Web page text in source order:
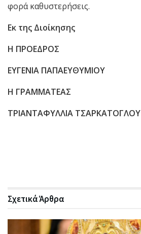
φορά καθυστερήσεις.
Εκ της Διοίκησης
Η ΠΡΟΕΔΡΟΣ
ΕΥΓΕΝΙΑ ΠΑΠΑΕΥΘΥΜΙΟΥ
Η ΓΡΑΜΜΑΤΕΑΣ
ΤΡΙΑΝΤΑΦΥΛΛΙΑ ΤΣΑΡΚΑΤΟΓΛΟΥ
ΣχετικάΆρθρα